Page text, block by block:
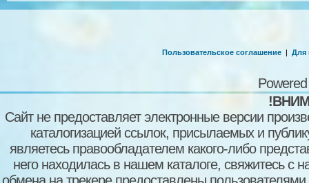
Пользовательское соглашение | Для
Сайт не предоставляет электронные версии
каталогизацией ссылок, присылаемых и
являетесь правообладателем какого-либо
него находилась в нашем каталоге, свяжитесь
обмена на трекере предоставлены пользователями